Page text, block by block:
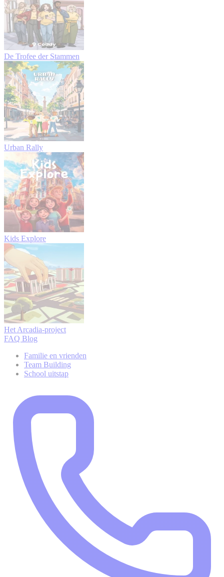
De Trofee der Stammen
Urban Rally
Kids Explore
Het Arcadia-project
FAQ Blog
Familie en vrienden
Team Building
School uitstap